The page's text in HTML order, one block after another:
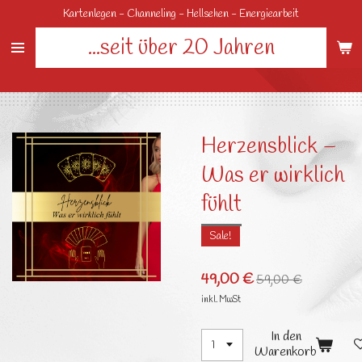
springen
...seit über 20 Jahren
Kartenlegen - Channeling - Hellsehen - Energiearbeit
Herzensblick –
Was er wirklich
fühlt
Sale!
49,00 €59,00 €
inkl. MwSt
In den
Warenkorb